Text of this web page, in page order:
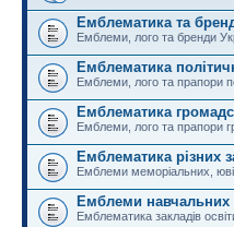
Емблематика та
Емблеми, лого та бренди
Емблематика
Емблеми, лого та прапори
Емблематика
Емблеми, лого та прапори
Емблематика різних
Емблеми меморіальних,
Емблеми навчальних
Емблематика закладів